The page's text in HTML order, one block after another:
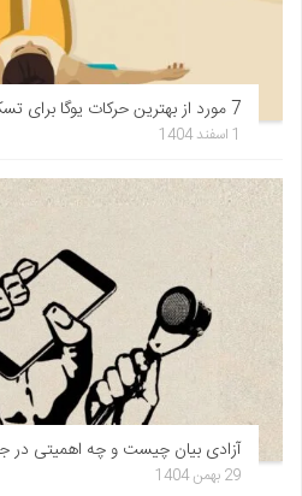
7 مورد از بهترین حرکات یوگا برای تسکین استرس
1 اسفند 1404
آزادی بیان چیست و چه اهمیتی در
29 بهمن 1404